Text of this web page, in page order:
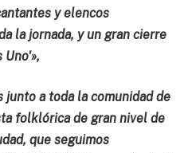
y elencos
la jornada, y un gran cierre
Uno'»,
junto a toda la comunidad de
folklórica de gran nivel de
que seguimos